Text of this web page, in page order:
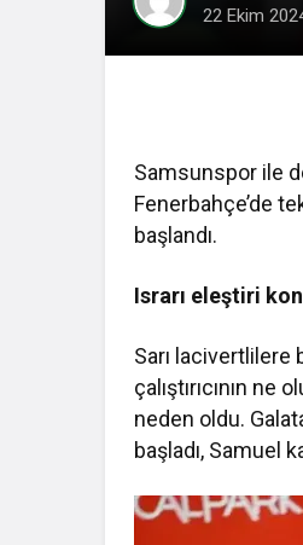
22 Ekim
Samsunspor ile
Fenerbahçe’de
başlandı.
Israrı eleştiri
Sarı
çalıştırıcının
neden oldu.
başladı, Samuel